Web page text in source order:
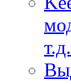
т.д.